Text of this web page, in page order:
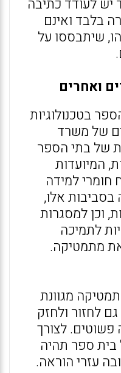
יש לעודד כתיבה
בלבד ואינם
שיתבססו על
ואחרים
בטכנולוגיות
של משרד
של בתי הספר
המיועדות
חומרי למידה
אלו,
וכן למסגרות
לתמיכה
מתמטיקה.
מגוונת
לחזור ולחזק
לצורך
בית ספר תהיה
עזרי הוראה.